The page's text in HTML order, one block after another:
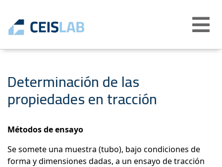
Abrir
menú
Determinación de las
propiedades en tracción
Métodos de ensayo
Se somete una muestra (tubo), bajo condiciones de
forma y dimensiones dadas, a un ensayo de tracción